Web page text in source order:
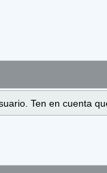
Ten en cuenta